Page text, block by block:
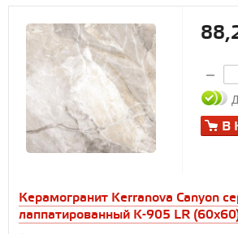
Керамогранит Kerranova Canyon
лаппатированный K-905 LR
В